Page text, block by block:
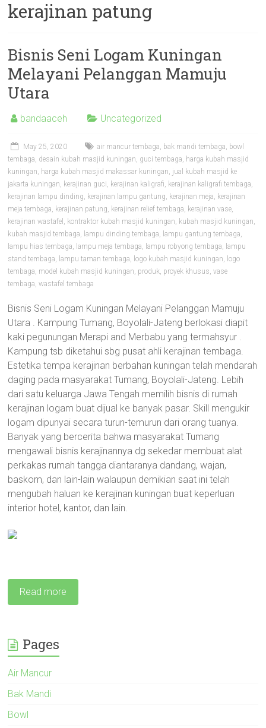
kerajinan patung
Bisnis Seni Logam Kuningan
Melayani Pelanggan Mamuju
Utara
bandaaceh Uncategorized
May 25, 2020 air mancur tembaga, bak mandi tembaga, bowl
tembaga, desain kubah masjid kuningan, guci tembaga, harga kubah masjid
kuningan, harga kubah masjid makassar kuningan, jual kubah masjid ke
jakarta kuningan, kerajinan guci, kerajinan kaligrafi, kerajinan kaligrafi tembaga,
kerajinan lampu dinding, kerajinan lampu gantung, kerajinan meja, kerajinan
meja tembaga, kerajinan patung, kerajinan relief tembaga, kerajinan vase,
kerajinan wastafel , kontraktor kubah masjid kuningan, kubah masjid kuningan,
kubah masjid tembaga, lampu dinding tembaga, lampu gantung tembaga,
lampu hias tembaga, lampu meja tembaga, lampu robyong tembaga, lampu
stand tembaga, lampu taman tembaga, logo kubah masjid kuningan, logo
tembaga, model kubah masjid kuningan, produk, proyek khusus,vase
tembaga,wastafel tembaga
Bisnis Seni Logam Kuningan Melayani Pelanggan Mamuju
Utara . Kampung Tumang, Boyolali-Jateng berlokasi diapit
kaki pegunungan Merapi and Merbabu yang termahsyur .
Kampung tsb diketahui sbg pusat ahli kerajinan tembaga.
Estetika tempa kerajinan berbahan kuningan telah mendarah
daging pada masyarakat Tumang, Boyolali-Jateng. Lebih
dari satu keluarga Jawa Tengah memilih bisnis di rumah
kerajinan logam buat dijual ke banyak pasar. Skill mengukir
logam dipunyai secara turun-temurun dari orang tuanya.
Banyak yang bercerita bahwa masyarakat Tumang
mengawali bisnis kerajinannya dg sekedar membuat alat
perkakas rumah tangga diantaranya dandang, wajan,
baskom, dan lain-lain walaupun demikian saat ini telah
mengubah haluan ke kerajinan kuningan buat keperluan
interior hotel, kantor, dan lain.
Read more
Pages
Air Mancur
Bak Mandi
Bowl